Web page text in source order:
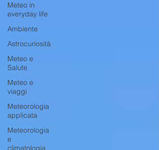
Meteo in
everyday life
Ambiente
Astrocuriosità
Meteo e
Salute
Meteo e
viaggi
Meteorologia
applicata
Meteorologia
e
climatologia